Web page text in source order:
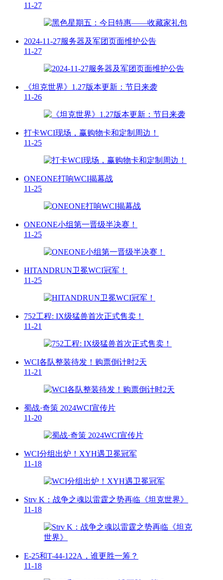
11-27
2024-11-27服务器及军团页面维护公告
11-27
《坦克世界》1.27版本更新：节日来袭
11-26
打卡WCI现场，赢购物卡和定制周边！
11-25
ONEONE打响WCI揭幕战
11-25
ONEONE小组第一晋级半决赛！
11-25
HITANDRUN卫冕WCI冠军！
11-25
752工程: IX级猛兽首次正式售卖！
11-21
WCI各队整装待发！购票倒计时2天
11-21
蜀战·奇策 2024WCI宣传片
11-20
WCI分组出炉！XYH遇卫冕冠军
11-18
Strv K：战争之魂以雷霆之势再临《坦克世界》
11-18
E-25和T-44-122A，谁更胜一筹？
11-18